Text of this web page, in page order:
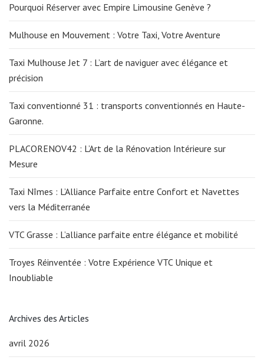
Pourquoi Réserver avec Empire Limousine Genève ?
Mulhouse en Mouvement : Votre Taxi, Votre Aventure
Taxi Mulhouse Jet 7 : L’art de naviguer avec élégance et
précision
Taxi conventionné 31 : transports conventionnés en Haute-
Garonne.
PLACORENOV42 : L’Art de la Rénovation Intérieure sur
Mesure
Taxi Nîmes : L’Alliance Parfaite entre Confort et Navettes
vers la Méditerranée
VTC Grasse : L’alliance parfaite entre élégance et mobilité
Troyes Réinventée : Votre Expérience VTC Unique et
Inoubliable
Archives des Articles
avril 2026